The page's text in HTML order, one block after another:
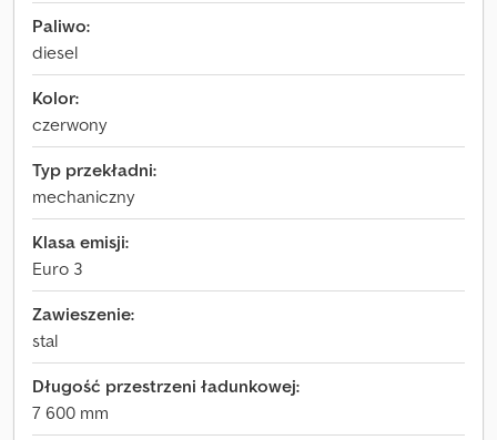
Paliwo:
diesel
Kolor:
czerwony
Typ przekładni:
mechaniczny
Klasa emisji:
Euro 3
Zawieszenie:
stal
Długość przestrzeni ładunkowej:
7 600 mm